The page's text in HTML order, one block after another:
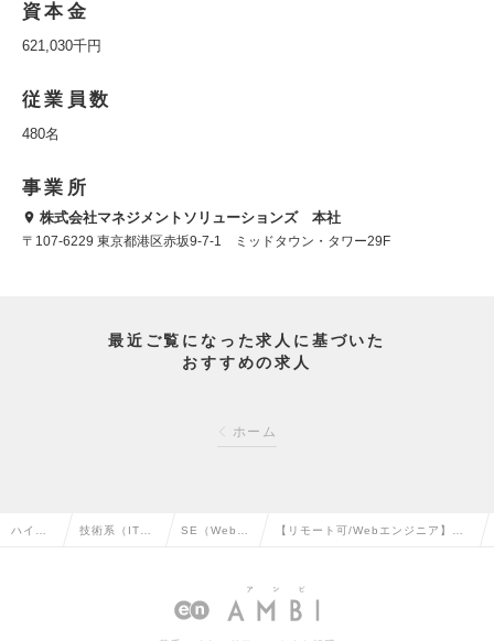
資本金
621,030千円
従業員数
480名
事業所
株式会社マネジメントソリューションズ 本社
〒107-6229 東京都港区赤坂9-7-1 ミッドタウン・タワー29F
最近ご覧になった求人に基づいた
おすすめの求人
ホーム
ハイク 技術系（IT・ SE（Web・
系）の転職
【リモート可/Webエンジニア】ア
ビス開発の求人情報